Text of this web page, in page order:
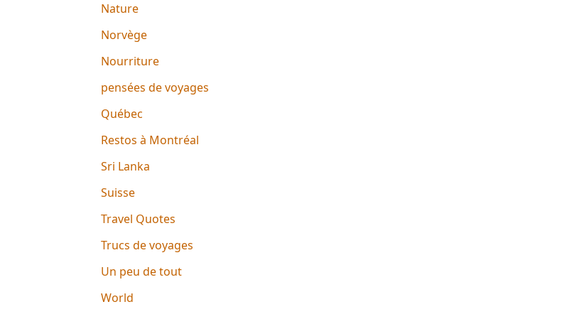
Nature
Norvège
Nourriture
pensées de voyages
Québec
Restos à Montréal
Sri Lanka
Suisse
Travel Quotes
Trucs de voyages
Un peu de tout
World